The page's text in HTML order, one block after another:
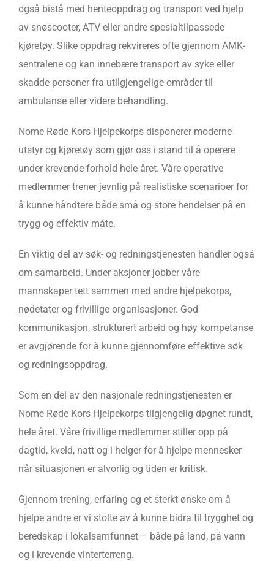
også bistå med henteoppdrag og transport ved hjelp
av snøscooter, ATV eller andre spesialtilpassede
kjøretøy. Slike oppdrag rekvireres ofte gjennom AMK-
sentralene og kan innebære transport av syke eller
skadde personer fra utilgjengelige områder til
ambulanse eller videre behandling.
Nome Røde Kors Hjelpekorps disponerer moderne
utstyr og kjøretøy som gjør oss i stand til å operere
under krevende forhold hele året. Våre operative
medlemmer trener jevnlig på realistiske scenarioer for
å kunne håndtere både små og store hendelser på en
trygg og effektiv måte.
En viktig del av søk- og redningstjenesten handler også
om samarbeid. Under aksjoner jobber våre
mannskaper tett sammen med andre hjelpekorps,
nødetater og frivillige organisasjoner. God
kommunikasjon, strukturert arbeid og høy kompetanse
er avgjørende for å kunne gjennomføre effektive søk
og redningsoppdrag.
Som en del av den nasjonale redningstjenesten er
Nome Røde Kors Hjelpekorps tilgjengelig døgnet rundt,
hele året. Våre frivillige medlemmer stiller opp på
dagtid, kveld, natt og i helger for å hjelpe mennesker
når situasjonen er alvorlig og tiden er kritisk.
Gjennom trening, erfaring og et sterkt ønske om å
hjelpe andre er vi stolte av å kunne bidra til trygghet og
beredskap i lokalsamfunnet – både på land, på vann
og i krevende vinterterreng.